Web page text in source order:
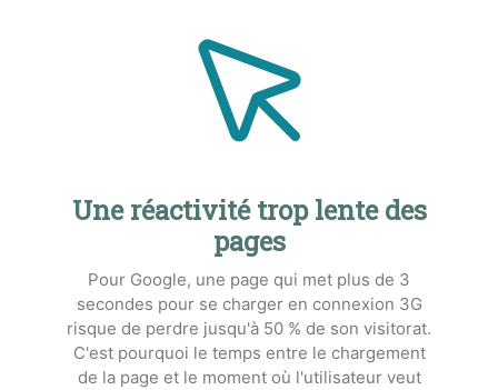
Une réactivité trop lente des
pages
Pour Google, une page qui met plus de 3
secondes pour se charger en connexion 3G
risque de perdre jusqu'à 50 % de son visitorat.
C'est pourquoi le temps entre le chargement
de la page et le moment où l'utilisateur veut